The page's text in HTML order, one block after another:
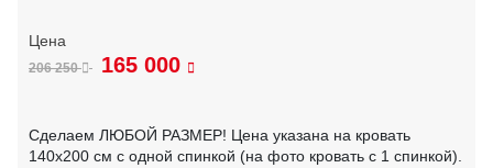
206 250 165 000
Сделаем ЛЮБОЙ РАЗМЕР! Цена указана на кровать
140х200 см с одной спинкой (на фото кровать с 1 спинкой).